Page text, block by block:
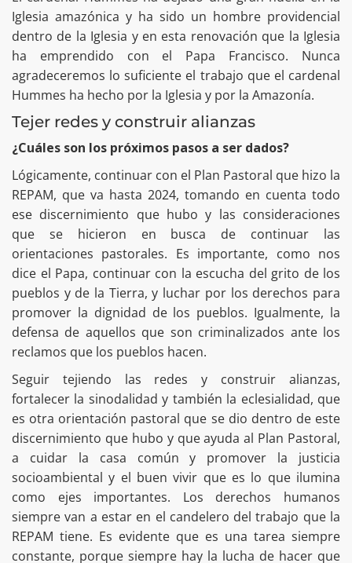
Iglesia amazónica y ha sido un hombre providencial
dentro de la Iglesia y en esta renovación que la Iglesia
ha emprendido con el Papa Francisco. Nunca
agradeceremos lo suficiente el trabajo que el cardenal
Hummes ha hecho por la Iglesia y por la Amazonía.
Tejer redes y construir alianzas
¿Cuáles son los próximos pasos a ser dados?
Lógicamente, continuar con el Plan Pastoral que hizo la
REPAM, que va hasta 2024, tomando en cuenta todo
ese discernimiento que hubo y las consideraciones
que se hicieron en busca de continuar las
orientaciones pastorales. Es importante, como nos
dice el Papa, continuar con la escucha del grito de los
pueblos y de la Tierra, y luchar por los derechos para
promover la dignidad de los pueblos. Igualmente, la
defensa de aquellos que son criminalizados ante los
reclamos que los pueblos hacen.
Seguir tejiendo las redes y construir alianzas,
fortalecer la sinodalidad y también la eclesialidad, que
es otra orientación pastoral que se dio dentro de este
discernimiento que hubo y que ayuda al Plan Pastoral,
a cuidar la casa común y promover la justicia
socioambiental y el buen vivir que es lo que ilumina
como ejes importantes. Los derechos humanos
siempre van a estar en el candelero del trabajo que la
REPAM tiene. Es evidente que es una tarea siempre
constante, porque siempre hay la lucha de hacer que